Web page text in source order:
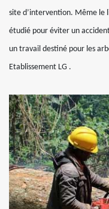
site d’intervention. Même le
étudié pour éviter un
un travail destiné pour les
Etablissement LG .